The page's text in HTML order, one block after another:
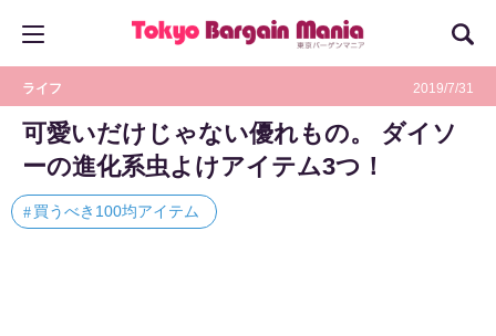
ライフ 2019/7/31
可愛いだけじゃない優れもの。 ダイソ
ーの進化系虫よけアイテム3つ！
買うべき100均アイテム